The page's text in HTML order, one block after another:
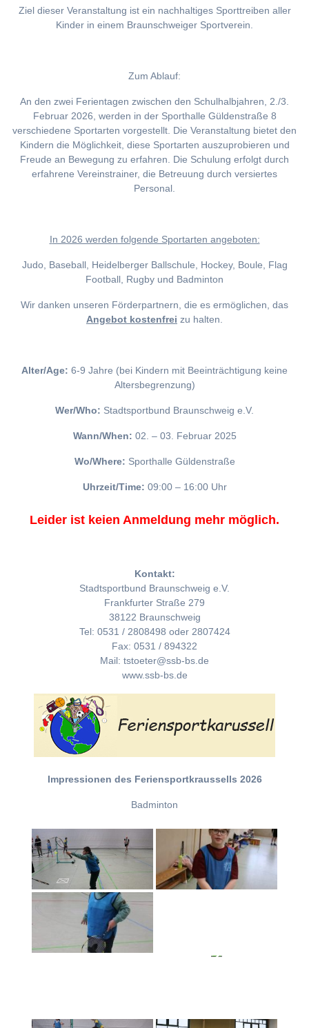
Ziel dieser Veranstaltung ist ein nachhaltiges Sporttreiben aller
Kinder in einem Braunschweiger Sportverein.
Zum Ablauf:
An den zwei Ferientagen zwischen den Schulhalbjahren, 2./3.
Februar 2026, werden in der Sporthalle Güldenstraße 8
verschiedene Sportarten vorgestellt. Die Veranstaltung bietet den
Kindern die Möglichkeit, diese Sportarten auszuprobieren und
Freude an Bewegung zu erfahren. Die Schulung erfolgt durch
erfahrene Vereinstrainer, die Betreuung durch versiertes
Personal.
In 2026 werden folgende Sportarten angeboten:
Judo, Baseball, Heidelberger Ballschule, Hockey, Boule, Flag
Football, Rugby und Badminton
Wir danken unseren Förderpartnern, die es ermöglichen, das
Angebot kostenfrei zu halten.
Alter/Age: 6-9 Jahre (bei Kindern mit Beeinträchtigung keine
Altersbegrenzung)
Wer/Who: Stadtsportbund Braunschweig e.V.
Wann/When: 02. – 03. Februar 2025
Wo/Where: Sporthalle Güldenstraße
Uhrzeit/Time: 09:00 – 16:00 Uhr
Leider ist keien Anmeldung mehr möglich.
Kontakt:
Stadtsportbund Braunschweig e.V.
Frankfurter Straße 279
38122 Braunschweig
Tel: 0531 / 2808498 oder 2807424
Fax: 0531 / 894322
Mail: tstoeter@ssb-bs.de
www.ssb-bs.de
Impressionen des Feriensportkraussells 2026
Badminton